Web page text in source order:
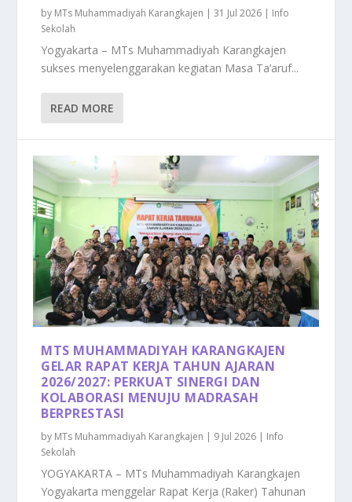
by MTs Muhammadiyah Karangkajen |31 Jul 2026 | Info
Sekolah
Yogyakarta – MTs Muhammadiyah Karangkajen
sukses menyelenggarakan kegiatan Masa Ta’aruf...
READ MORE
MTS MUHAMMADIYAH KARANGKAJEN
GELAR RAPAT KERJA TAHUN AJARAN
2026/2027: PERKUAT SINERGI DAN
KOLABORASI MENUJU MADRASAH
BERPRESTASI
by MTs Muhammadiyah Karangkajen | 9 Jul 2026 | Info
Sekolah
YOGYAKARTA – MTs Muhammadiyah Karangkajen
Yogyakarta menggelar Rapat Kerja (Raker) Tahunan